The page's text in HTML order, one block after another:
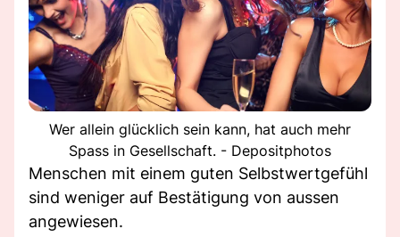
Wer allein glücklich sein kann, hat auch mehr
Spass in Gesellschaft. - Depositphotos
Menschen mit einem guten Selbstwertgefühl
sind weniger auf Bestätigung von aussen
angewiesen.